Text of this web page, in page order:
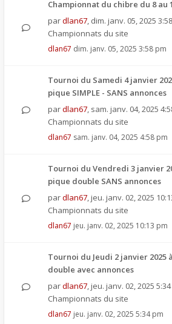
Championnat du chibre du 8 au
pardlan67, dim. janv. 05, 2025
Championnats du site
dlan67 dim. janv. 05, 2025 3:58 pm
Tournoi du Samedi 4 janvier
pique SIMPLE - SANS annonces
pardlan67, sam. janv. 04, 2025
Championnats du site
dlan67 sam. janv. 04, 2025 4:58 pm
Tournoi du Vendredi 3 janvier
pique double SANS annonces
pardlan67, jeu. janv. 02, 2025
Championnats du site
dlan67 jeu. janv. 02, 2025 10:13 pm
Tournoi du Jeudi 2 janvier 2025
double avec annonces
pardlan67, jeu. janv. 02, 2025
Championnats du site
dlan67 jeu. janv. 02, 2025 5:34 pm